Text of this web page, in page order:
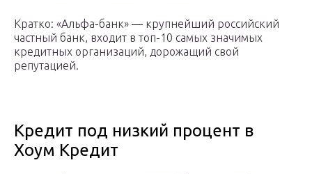
Кратко: «Альфа-банк» — крупнейший российский
частный банк, входит в топ-10 самых значимых
кредитных организаций, дорожащий свой
репутацией.
Кредит под низкий процент в
Хоум Кредит